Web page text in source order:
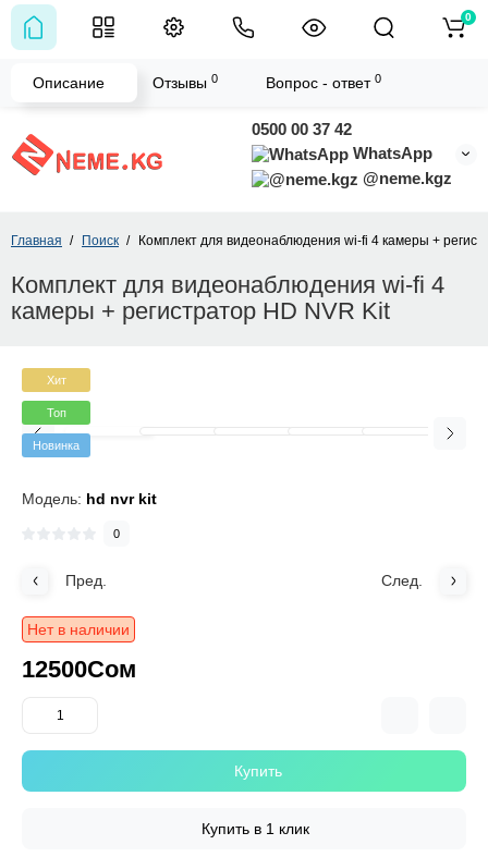
0500 00 37 42
WhatsApp
@neme.kgz
0
Главная Поиск Комплект для видеонаблюдения wi-fi 4 камеры +
Комплект для видеонаблюдения wi-fi 4
камеры + регистратор HD NVR Kit
Хит
Топ
Новинка
Модель: hd nvr kit
0
Пред. След.
Нет в наличии
12500Сом
Купить
Купить в 1 клик
Описание Отзывы 0 Вопрос - ответ 0